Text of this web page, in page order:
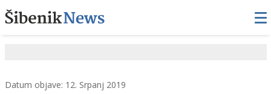
Datum objave: 12. Srpanj 2019